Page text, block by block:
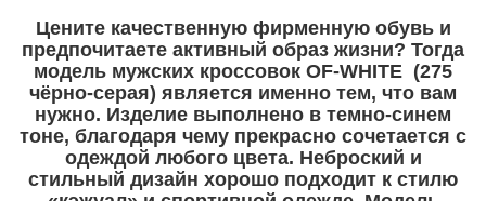
Цените качественную фирменную обувь и
предпочитаете активный образ жизни? Тогда
модель мужских кроссовок OF-WHITE (275
чёрно-серая) является именно тем, что вам
нужно. Изделие выполнено в темно-синем
тоне, благодаря чему прекрасно сочетается с
одеждой любого цвета. Неброский и
стильный дизайн хорошо подходит к стилю